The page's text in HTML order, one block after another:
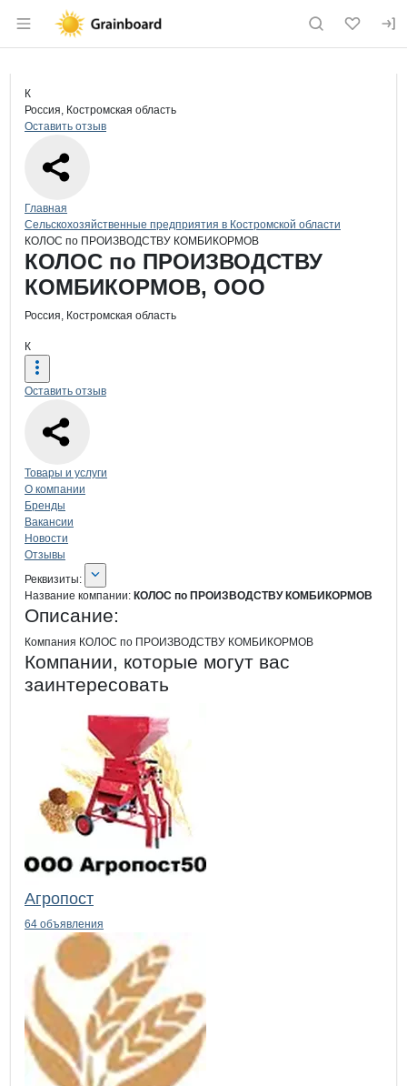
Раздел навигации по сайту
Страница компании
Страница компании
Краткая информация о компании
К
Россия, Костромская область
Оставить отзыв
Навигация по сайту
Главная
Сельскохозяйственные предприятия в Костромской области
КОЛОС по ПРОИЗВОДСТВУ КОМБИКОРМОВ
Основная информация о компании
КОЛОС по ПРОИЗВОДСТВУ
КОМБИКОРМОВ, ООО
Россия, Костромская область
К
Оставить отзыв
Навигация по странице
Товары и услуги
О компании
Бренды
Вакансии
Новости
Отзывы
О компании
Реквизиты
Реквизиты:
Название компании: КОЛОС по ПРОИЗВОДСТВУ КОМБИКОРМОВ
Описание:
Компания КОЛОС по ПРОИЗВОДСТВУ КОМБИКОРМОВ
Компании, которые могут вас
заинтересовать
Агропост
64 объявления